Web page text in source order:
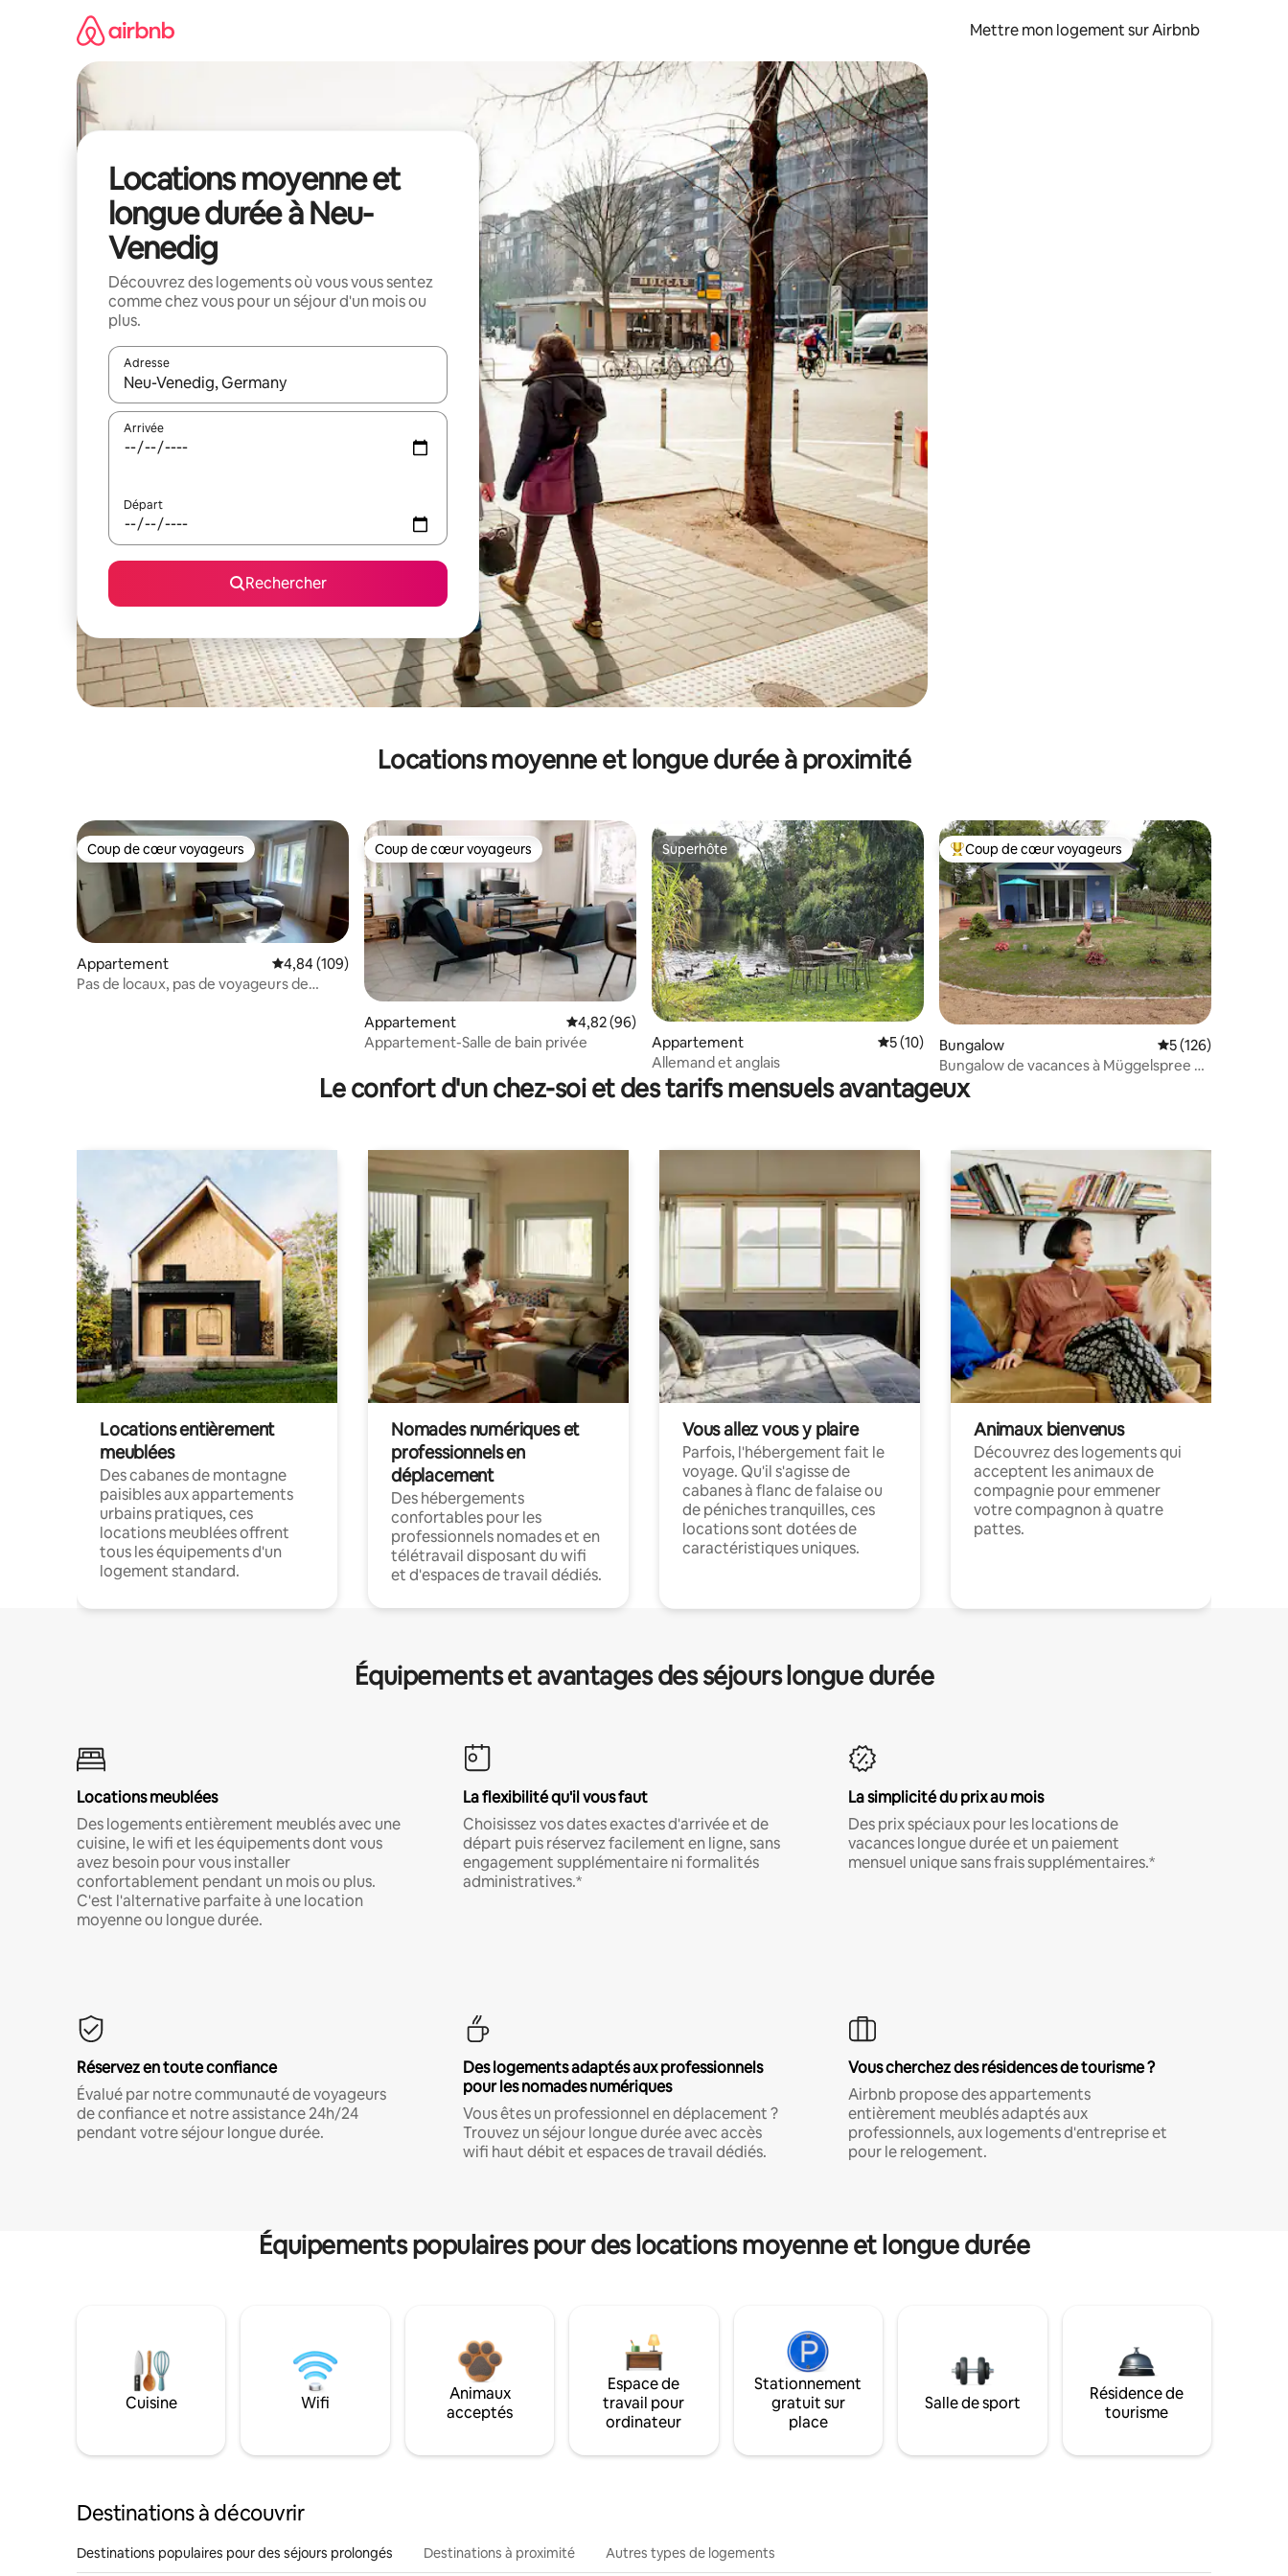
Mettre mon logement sur Airbnb
Locations moyenne et
longue durée à Neu-
Venedig
Découvrez des logements où vous vous sentez
comme chez vous pour un séjour d'un mois ou
plus.
Adresse
Lorsque les résultats s'affichent, utilisez les flèches vers le haut et vers le bas pour les parcourir ou en appuyant et en faisant glisser.
Arrivée
Départ
Rechercher
Locations moyenne et longue durée à proximité
Coup de cœur voyageurs
Coup de cœur voyageurs
Appartement Évaluation moyenne sur la base de 109 commentaires : 4,84 sur 5
4,84 (109)
Pas de locaux, pas de voyageurs de
Coup de cœur voyageurs
Coup de cœur voyageurs
Appartement Évaluation moyenne sur la base de 96 commentaires : 4,82 sur 5
4,82 (96)
Appartement-Salle de bain privée
Superhôte
Superhôte
Appartement Évaluation moyenne sur la base de 10 commentaires : 5 sur 5
5 (10)
Allemand et anglais
Coups de cœur voyageurs les plus appréciés
Coup de cœur voyageurs
Bungalow Évaluation
5 (126)
Bungalow de vacances à Müggelspree B1
« Blue Sky »
Le confort d'un chez-soi et des tarifs mensuels avantageux
Locations entièrement
meublées
Des cabanes de montagne
paisibles aux appartements
urbains pratiques, ces
locations meublées offrent
tous les équipements d'un
logement standard.
Nomades numériques et
professionnels en
déplacement
Des hébergements
confortables pour les
professionnels nomades et en
télétravail disposant du wifi
et d'espaces de travail dédiés.
Vous allez vous y plaire
Parfois, l'hébergement fait le
voyage. Qu'il s'agisse de
cabanes à flanc de falaise ou
de péniches tranquilles, ces
locations sont dotées de
caractéristiques uniques.
Animaux bienvenus
Découvrez des logements qui
acceptent les animaux de
compagnie pour emmener
votre compagnon à quatre
pattes.
Équipements et avantages des séjours longue durée
Locations meublées
Des logements entièrement meublés avec une
cuisine, le wifi et les équipements dont vous
avez besoin pour vous installer
confortablement pendant un mois ou plus.
C'est l'alternative parfaite à une location
moyenne ou longue durée.
La flexibilité qu'il vous faut
Choisissez vos dates exactes d'arrivée et de
départ puis réservez facilement en ligne, sans
engagement supplémentaire ni formalités
administratives.*
La simplicité du prix au mois
Des prix spéciaux pour les locations de
vacances longue durée et un paiement
mensuel unique sans frais supplémentaires.*
Réservez en toute confiance
Évalué par notre communauté de voyageurs
de confiance et notre assistance 24h/24
pendant votre séjour longue durée.
Des logements adaptés aux professionnels
pour les nomades numériques
Vous êtes un professionnel en déplacement ?
Trouvez un séjour longue durée avec accès
wifi haut débit et espaces de travail dédiés.
Vous cherchez des résidences de tourisme ?
Airbnb propose des appartements
entièrement meublés adaptés aux
professionnels, aux logements d'entreprise et
pour le relogement.
Équipements populaires pour des locations moyenne et longue durée
Cuisine Wifi
Animaux
acceptés
Espace de
travail pour
ordinateur
Stationnement
gratuit sur
place
Salle de sport
Résidence de
tourisme
Destinations à découvrir
Destinations populaires pour des séjours prolongés Destinations à proximité Autres types de logements